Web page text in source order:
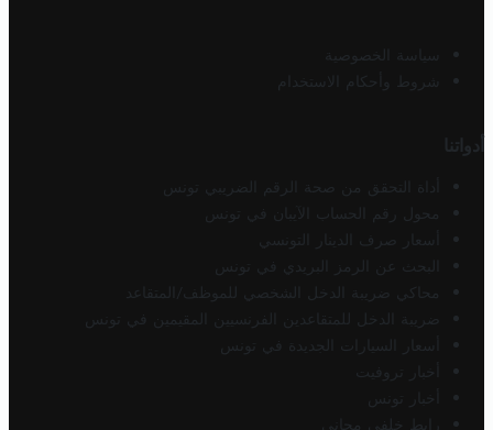
سياسة الخصوصية
شروط وأحكام الاستخدام
أدواتنا
أداة التحقق من صحة الرقم الضريبي تونس
محول رقم الحساب الآيبان في تونس
أسعار صرف الدينار التونسي
البحث عن الرمز البريدي في تونس
محاكي ضريبة الدخل الشخصي للموظف/المتقاعد
ضريبة الدخل للمتقاعدين الفرنسيين المقيمين في تونس
أسعار السيارات الجديدة في تونس
أخبار تروفيت
أخبار تونس
رابط خلفي مجاني